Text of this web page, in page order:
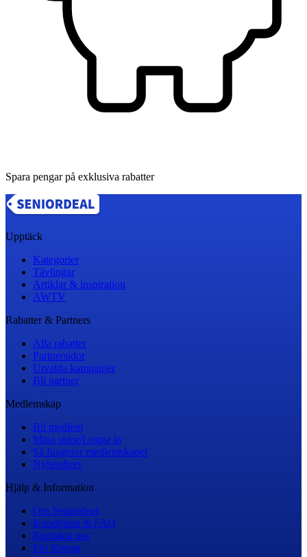
Spara pengar på exklusiva rabatter
Upptäck
Kategorier
Tävlingar
Artiklar & inspiration
AWTV
Rabatter & Partners
Alla rabatter
Partnersidor
Utvalda kampanjer
Bli partner
Medlemskap
Bli medlem
Mina sidor/Logga in
Så fungerar medlemskapet
Nyhetsbrev
Hjälp & Information
Om Seniordeal
Kundtjänst & FAQ
Kontakta oss
För företag